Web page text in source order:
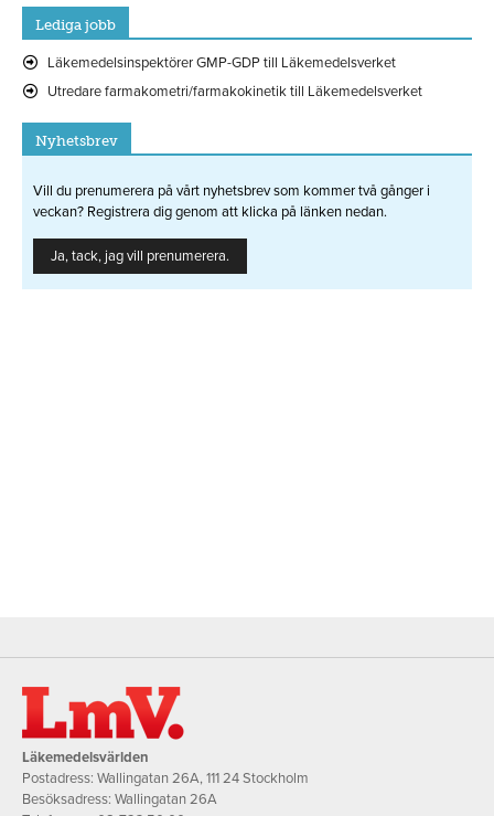
Lediga jobb
Läkemedelsinspektörer GMP-GDP till Läkemedelsverket
Utredare farmakometri/farmakokinetik till Läkemedelsverket
Nyhetsbrev
Vill du prenumerera på vårt nyhetsbrev som kommer två gånger i
veckan? Registrera dig genom att klicka på länken nedan.
Ja, tack, jag vill prenumerera.
Läkemedelsvärlden
Postadress: Wallingatan 26A, 111 24 Stockholm
Besöksadress: Wallingatan 26A